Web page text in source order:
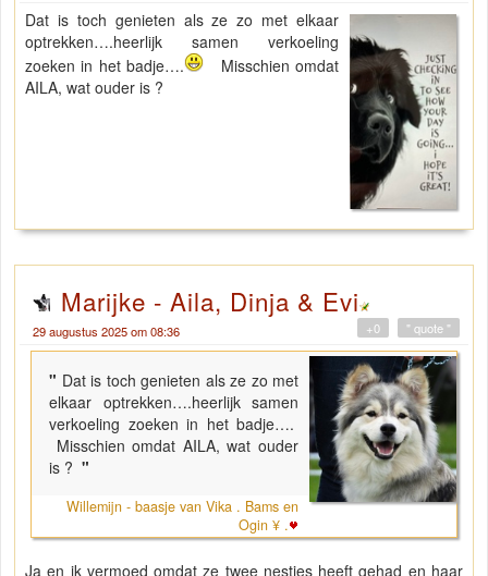
Dat is toch genieten als ze zo met elkaar
optrekken….heerlijk samen verkoeling
zoeken in het badje….
Misschien omdat
AILA, wat ouder is ?
Marijke - Aila, Dinja & Evi
29 augustus 2025 om 08:36 " quote "
+0
" Dat is toch genieten als ze zo met
elkaar optrekken….heerlijk samen
verkoeling zoeken in het badje….
Misschien omdat AILA, wat ouder
is ? "
Willemijn - baasje van Vika . Bams en
Ogin ¥ .
Ja en ik vermoed omdat ze twee nestjes heeft gehad en haar